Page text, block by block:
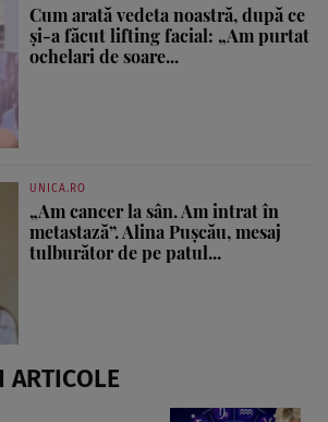
Cum arată vedeta noastră, după ce
și-a făcut lifting facial: „Am purtat
ochelari de soare...
UNICA.RO
„Am cancer la sân. Am intrat în
metastază”. Alina Pușcău, mesaj
tulburător de pe patul...
ARTICOLE